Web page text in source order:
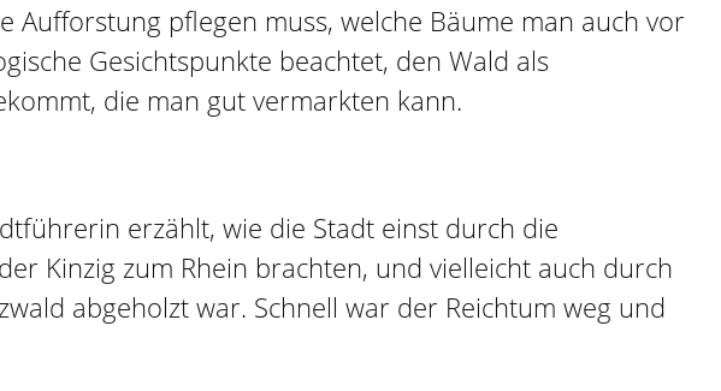
pflegen muss, welche Bäume man auch vor
Gesichtspunkte beachtet, den Wald als
die man gut vermarkten kann.
erzählt, wie die Stadt einst durch die
Kinzig zum Rhein brachten, und vielleicht auch durch
abgeholzt war. Schnell war der Reichtum weg und